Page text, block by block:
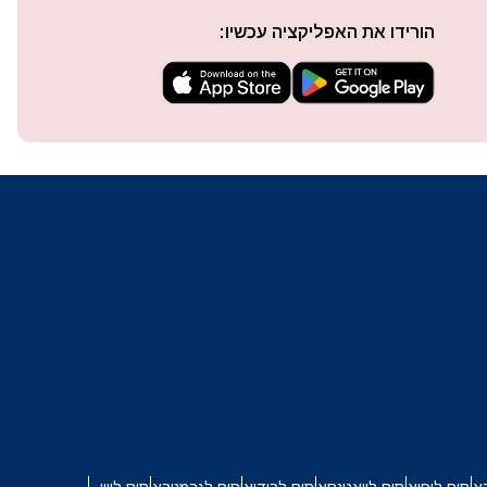
הורידו את האפליקציה עכשיו: